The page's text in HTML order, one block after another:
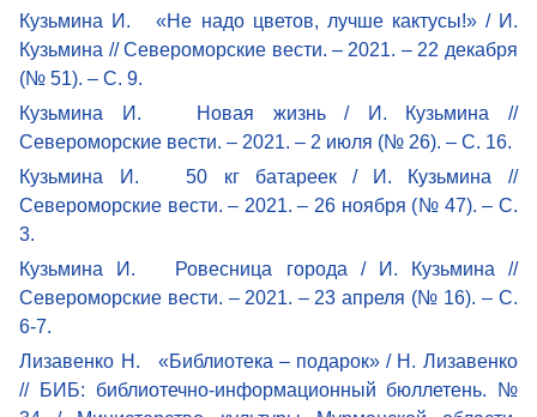
Кузьмина И. «Не надо цветов, лучше кактусы!» / И.
Кузьмина // Североморские вести. – 2021. – 22 декабря
(№ 51). – С. 9.
Кузьмина И. Новая жизнь / И. Кузьмина //
Североморские вести. – 2021. – 2 июля (№ 26). – С. 16.
Кузьмина И. 50 кг батареек / И. Кузьмина //
Североморские вести. – 2021. – 26 ноября (№ 47). – С.
3.
Кузьмина И. Ровесница города / И. Кузьмина //
Североморские вести. – 2021. – 23 апреля (№ 16). – С.
6-7.
Лизавенко Н. «Библиотека – подарок» / Н. Лизавенко
// БИБ: библиотечно-информационный бюллетень. №